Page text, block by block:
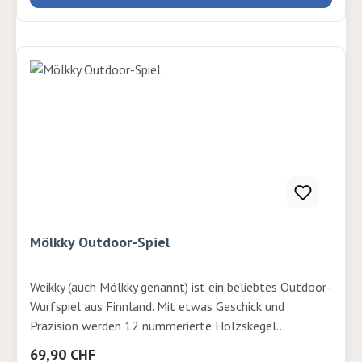
Seiten:342 Ausgabe: Kartonierter EinbandISBN:
9783834635679Verlag: An der Ruhr
Mölkky Outdoor-Spiel
Weikky (auch Mölkky genannt) ist ein beliebtes Outdoor-
Wurfspiel aus Finnland. Mit etwas Geschick und
Präzision werden 12 nummerierte Holzskegel
umgeworfen, um Punkt für Punkt genau auf 50 zu
Regulärer Preis:
69,90 CHF